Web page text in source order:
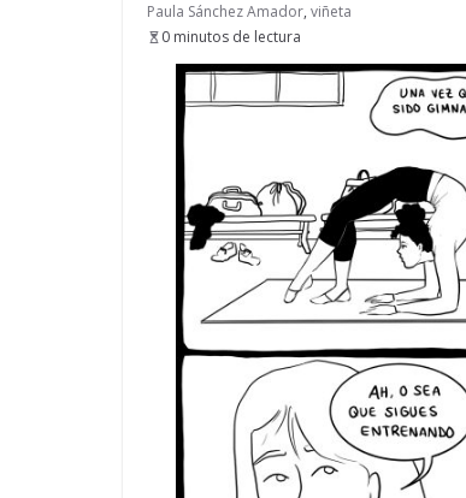
Paula Sánchez Amador, viñeta
0 minutos de lectura